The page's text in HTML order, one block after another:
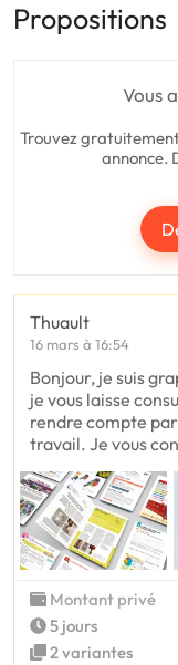
Propositions
Vous
Trouvez
annonce.
Thuault
16 mars à 16:54
Bonjour, je suis
je vous laisse
rendre compte
travail. Je vous
Montant privé
5 jours
2 variantes